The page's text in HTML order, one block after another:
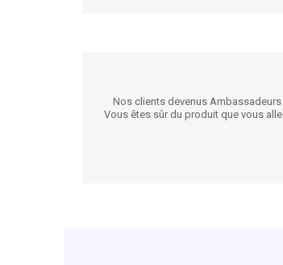
Nos clients devenus
Vous êtes sûr du produit que vous